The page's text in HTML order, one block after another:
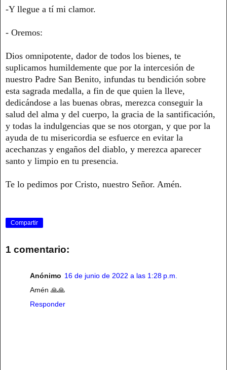
-Y llegue a tí mi clamor.
- Oremos:
Dios omnipotente, dador de todos los bienes, te
suplicamos humildemente que por la intercesión de
nuestro Padre San Benito, infundas tu bendición sobre
esta sagrada medalla, a fin de que quien la lleve,
dedicándose a las buenas obras, merezca conseguir la
salud del alma y del cuerpo, la gracia de la santificación,
y todas la indulgencias que se nos otorgan, y que por la
ayuda de tu misericordia se esfuerce en evitar la
acechanzas y engaños del diablo, y merezca aparecer
santo y limpio en tu presencia.
Te lo pedimos por Cristo, nuestro Señor. Amén.
Compartir
1 comentario:
Anónimo 16 de junio de 2022 a las 1:28 p.m.
Amén 🙏🙏
Responder